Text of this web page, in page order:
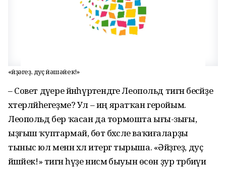
«Әйҙәгеҙ, дуҫ йәшәйек!»
– Совет дәүере йәнһүрәтендәге Леопольд тигән бесәйҙе
хәтерләйһегеҙме? Ул – иң яратҡан геройым.
Леопольд бер ҡасан да тормошта ығы-зығы,
ыҙғыш ҡуптармай, бөтә бәхәсле ваҡиғаларҙы
тыныс юл менән хәл итергә тырыша. «Әйҙәгеҙ, дуҫ
йәшәйек!» тигән һүҙе нисәмә быуын өсөн ҙур тәрбиәүи